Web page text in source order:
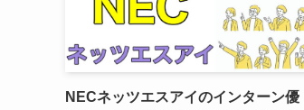
NECネッツエスアイのインターン優